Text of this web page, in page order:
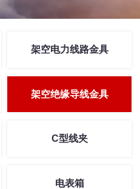
架空电力线路金具
架空绝缘导线金具
C型线夹
电表箱